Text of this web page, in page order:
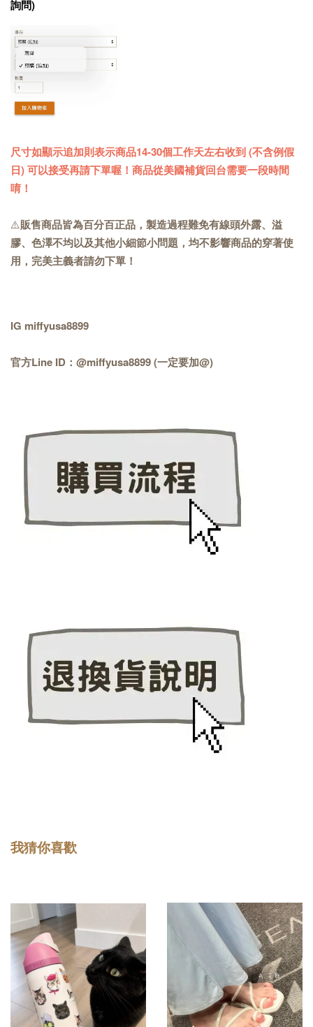
詢問)
尺寸如顯示追加則表示商品14-30個工作天左右收到 (不含例假
日) 可以接受再請下單喔！商品從美國補貨回台需要一段時間
唷！
⚠️販售商品皆為百分百正品，製造過程難免有線頭外露、溢
膠、色澤不均以及其他小細節小問題，均不影響商品的穿著使
用，完美主義者請勿下單！
IG miffyusa8899
官方Line ID：@miffyusa8899 (一定要加@)
我猜你喜歡